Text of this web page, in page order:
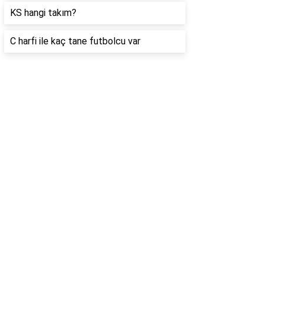
KS hangi takım?
C harfi ile kaç tane futbolcu var